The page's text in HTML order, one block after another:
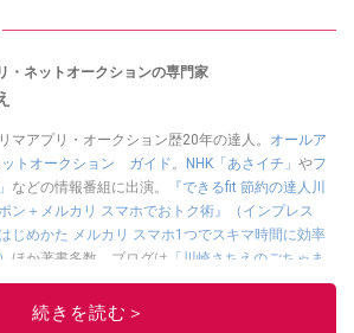
・ネットオークションの専門家
マアプリ・オークション歴20年の達人。 オールア
トオークション ガイド。 NHK「あさイチ」 やフ
などの情報番組に出演。
『できるfit 節約の達人川
ン＋メルカリ スマホでおトク術』（インプレス
じめかた メルカリ スマホ1つでスキマ時間に効率
ほか著書多数。ブログは 「川崎さちえのごちゃま
てをするために、突然会社を辞める。翌月からの
続きを読む＞